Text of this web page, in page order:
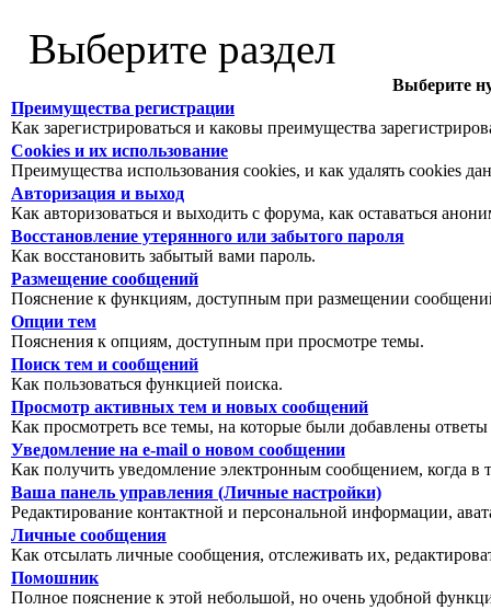
Выберите раздел
Выберите
Преимущества регистрации
Как зарегистрироваться и каковы преимущества
Cookies и их использование
Преимущества использования cookies, и как удалять cookies
Авторизация и выход
Как авторизоваться и выходить с форума, как оставаться
Восстановление утерянного или забытого пароля
Как восстановить забытый вами пароль.
Размещение сообщений
Пояснение к функциям, доступным при размещении
Опции тем
Пояснения к опциям, доступным при просмотре темы.
Поиск тем и сообщений
Как пользоваться функцией поиска.
Просмотр активных тем и новых сообщений
Как просмотреть все темы, на которые были добавлены
Уведомление на е-mail о новом сообщении
Как получить уведомление электронным сообщением, когда в
Ваша панель управления (Личные настройки)
Редактирование контактной и персональной информации,
Личные сообщения
Как отсылать личные сообщения, отслеживать их,
Помошник
Полное пояснение к этой небольшой, но очень удобной